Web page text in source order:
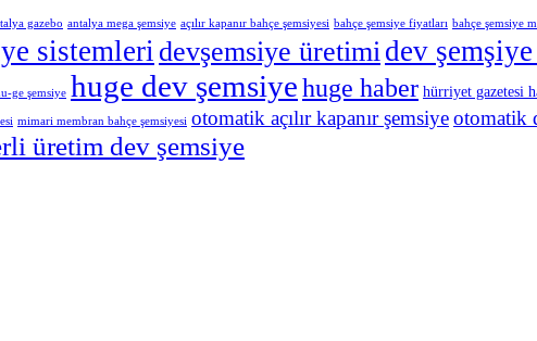
gazebo antalya mega şemsiye açılır kapanır bahçe şemsiyesi bahçe şemsiye fiyatları bahçe şemsiye
sistemleri devşemsiye üretimidev
ge şemsiye huge dev şemsiyehuge haber hürriyet gazetesi
mimari membran bahçe şemsiyesi otomatik açılır kapanır şemsiyeotomatik
üretim dev şemsiye